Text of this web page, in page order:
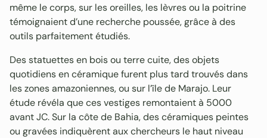
même le corps, sur les oreilles, les lèvres ou la poitrine
témoignaient d’une recherche poussée, grâce à des
outils parfaitement étudiés.
Des statuettes en bois ou terre cuite, des objets
quotidiens en céramique furent plus tard trouvés dans
les zones amazoniennes, ou sur l’île de Marajo. Leur
étude révéla que ces vestiges remontaient à 5000
avant JC. Sur la côte de Bahia, des céramiques peintes
ou gravées indiquèrent aux chercheurs le haut niveau